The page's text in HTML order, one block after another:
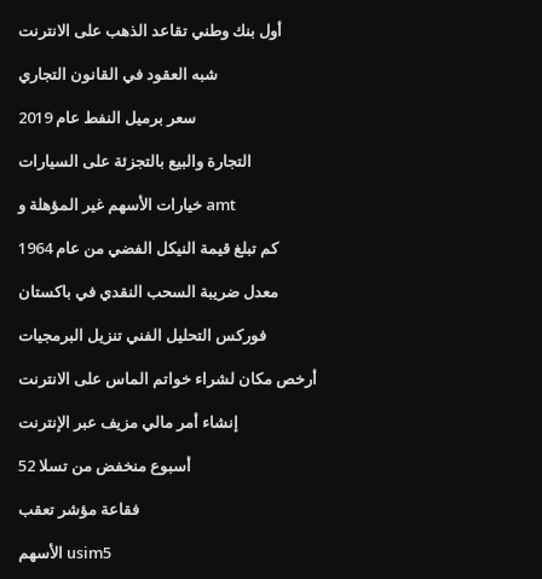
أول بنك وطني تقاعد الذهب على الانترنت
شبه العقود في القانون التجاري
سعر برميل النفط عام 2019
التجارة والبيع بالتجزئة على السيارات
خيارات الأسهم غير المؤهلة و amt
كم تبلغ قيمة النيكل الفضي من عام 1964
معدل ضريبة السحب النقدي في باكستان
فوركس التحليل الفني تنزيل البرمجيات
أرخص مكان لشراء خواتم الماس على الانترنت
إنشاء أمر مالي مزيف عبر الإنترنت
52 أسبوع منخفض من تسلا
فقاعة مؤشر تعقب
الأسهم usim5